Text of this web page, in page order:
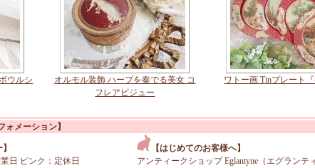
ウルシ
オルモル装飾 ハープを奏でる美女 コ
フレアビジュー
ワトー画 Tinプレート『
ォメーション】
日 ピンク：定休日
【はじめてのお客様へ】
アンティークショップ Eglantyne（エグランテ